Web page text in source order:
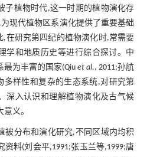
子植物时代,这一时期的植物演化存
现代植物区系演化提供了重要基础
,在研究第四纪的植物演化时,常需要
学和地质历史等进行综合探讨。中
最为丰富的国家(Qiuet al.,2011;孙航
多样性和复杂的生态系统,对研究第
深入认识和理解植物演化及古气候
义。
被分布和演化研究,不同区域内均积
资料(刘会平,1991;张玉兰等,1999;唐